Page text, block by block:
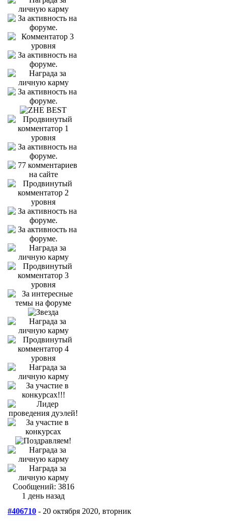
Сообщений: 3816
1 день назад
#406710 - 20 октября 2020, вторник